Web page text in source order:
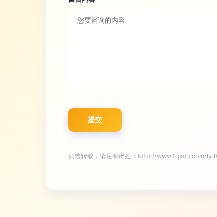
如若转载，请注明出处：http://www.fqxdn.com/